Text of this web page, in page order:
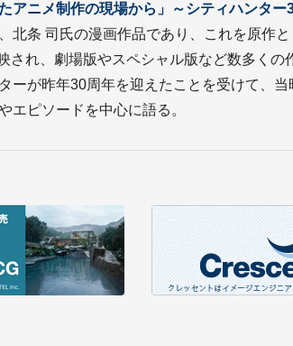
アニメ制作の現場から」～シティハンター
北条 司氏の漫画作品であり、これを原作
され、劇場版やスペシャル版など数多くの
ーが昨年30周年を迎えたことを受けて、当
エピソードを中心に語る。